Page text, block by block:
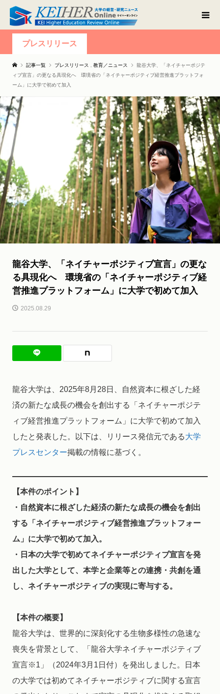
プレスリリース
記事一覧 プレスリリース 教育／ニュース
龍谷大学、「ネイチャーポジテ
ィブ宣言」の更なる具現化へ 環境省の「ネイチャーポジティブ経営推進プラットフォ
ーム」に大学で初めて加入
龍谷大学、「ネイチャーポジティブ宣言」の更な
る具現化へ 環境省の「ネイチャーポジティブ経
営推進プラットフォーム」に大学で初めて加入
2025.08.29
龍谷大学は、2025年8月28日、自然資本に根ざした経
済の新たな成長の機会を創出する「ネイチャーポジテ
ィブ経営推進プラットフォーム」に大学で初めて加入
したと発表した。以下は、リリース発信元である大学
プレスセンター掲載の情報に基づく。
【本件のポイント】
・自然資本に根ざした経済の新たな成長の機会を創出
する「ネイチャーポジティブ経営推進プラットフォー
ム」に大学で初めて加入。
・日本の大学で初めてネイチャーポジティブ宣言を発
出した大学として、本学と企業等との連携・共創を通
し、ネイチャーポジティブの実現に寄与する。
【本件の概要】
龍谷大学は、世界的に深刻化する生物多様性の急速な
喪失を背景として、「龍谷大学ネイチャーポジティブ
宣言※1」（2024年3月1日付）を発出しました。日本
の大学では初めてネイチャーポジティブに関する宣言